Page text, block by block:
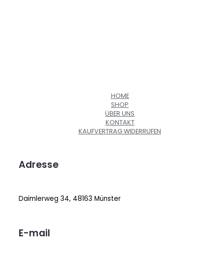
HOME
SHOP
ÜBER UNS
KONTAKT
KAUFVERTRAG WIDERRUFEN
Adresse
Daimlerweg 34, 48163 Münster
E-mail